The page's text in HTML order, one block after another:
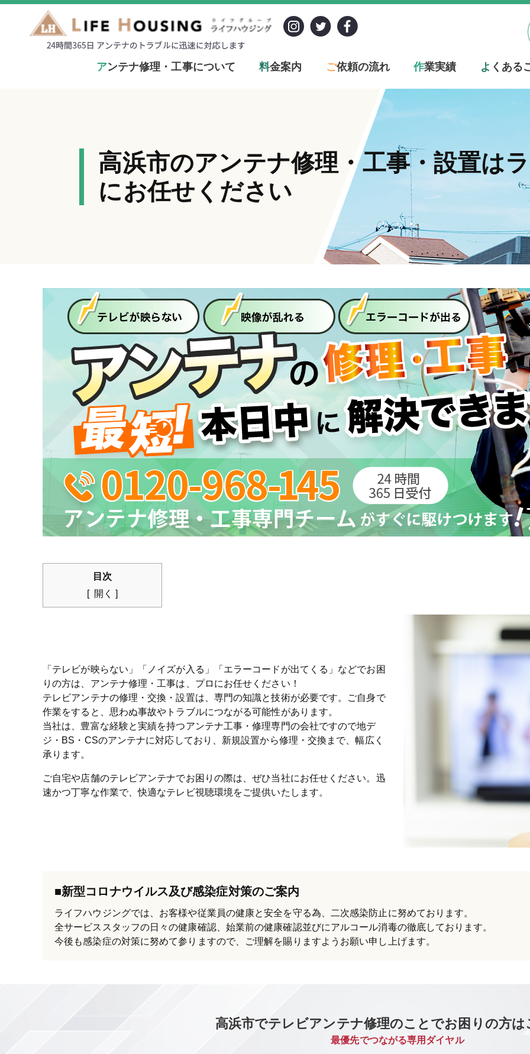
アンテナ修理・工事について 料金案内 ご依頼の流れ 作業実績 よ くある
高浜市のアンテナ修理・工事・設置は
にお任せください
目次
開く
「テレビが映らない」「ノイズが入る」「エラーコードが出てくる」などでお困
りの方は、アンテナ修理・工事は、プロにお任せください！
テレビアンテナの修理・交換・設置は、専門の知識と技術が必要です。ご自身で
作業をすると、思わぬ事故やトラブルにつながる可能性があります。
当社は、豊富な経験と実績を持つアンテナ工事・修理専門の会社ですので地デ
ジ・BS・CSのアンテナに対応しており、新規設置から修理・交換まで、幅広く
承ります。
ご自宅や店舗のテレビアンテナでお困りの際は、ぜひ当社にお任せください。迅
速かつ丁寧な作業で、快適なテレビ視聴環境をご提供いたします。
■新型コロナウイルス及び感染症対策のご案内
ライフハウジングでは、お客様や従業員の健康と安全を守る為、二次感染防止に努めております。
全サービススタッフの日々の健康確認、始業前の健康確認並びにアルコール消毒の徹底しております。
今後も感染症の対策に努めて参りますので、ご理解を賜りますようお願い申し上げます。
高浜市でテレビアンテナ修理のことでお困りの方は
最優先でつながる専用ダイヤル